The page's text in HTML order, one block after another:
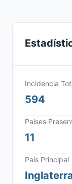
Incidencia
594
Países
11
País Principal